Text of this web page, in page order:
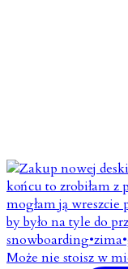
Może nie stoisz w